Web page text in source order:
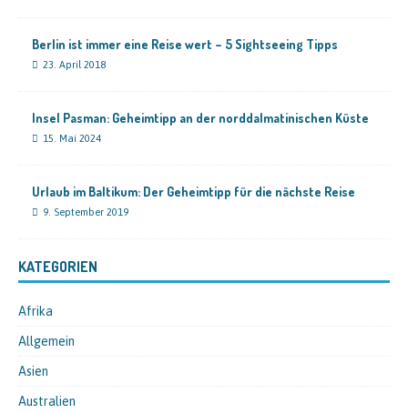
Berlin ist immer eine Reise wert – 5 Sightseeing Tipps
23. April 2018
Insel Pasman: Geheimtipp an der norddalmatinischen Küste
15. Mai 2024
Urlaub im Baltikum: Der Geheimtipp für die nächste Reise
9. September 2019
KATEGORIEN
Afrika
Allgemein
Asien
Australien